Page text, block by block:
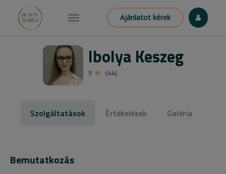
Ajánlatot kérek
Ibolya Keszeg
5 (44)
Szolgáltatások Értékelések Galéria
Bemutatkozás